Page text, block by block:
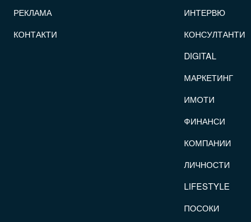
РЕКЛАМА
КОНТАКТИ
ИНТЕРВЮ
КОНСУЛТАНТИ
DIGITAL
МАРКЕТИНГ
ИМОТИ
ФИНАНСИ
КОМПАНИИ
ЛИЧНОСТИ
LIFESTYLE
ПОСОКИ